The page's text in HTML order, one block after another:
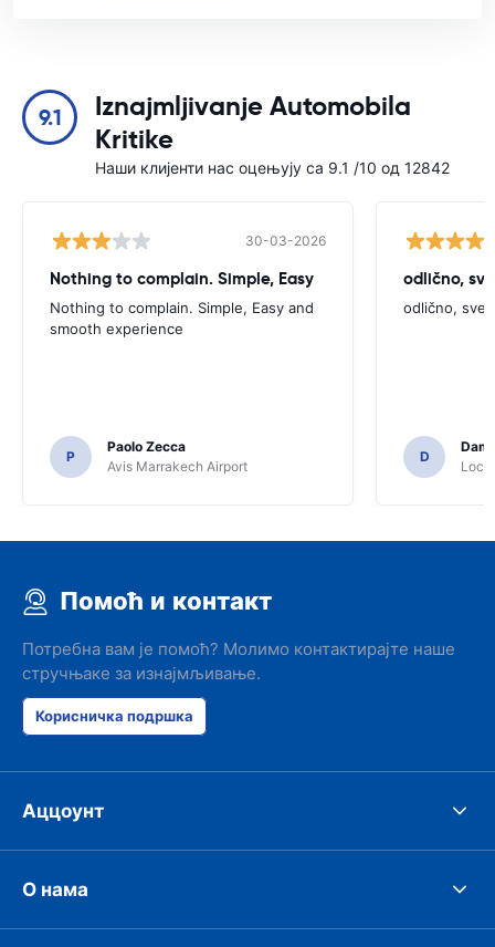
9.1
Iznajmljivanje Automobila
Kritike
Наши клијенти нас оцењују са 9.1 /10 од 12842
30-03-2026
Nothing to complain. Simple, Easy
Nothing to complain. Simple, Easy and
smooth experience
P
Paolo Zecca
Avis Marrakech Airport
odlično,
odlično, sve
D
Помоћ и контакт
Потребна вам је помоћ? Молимо контактирајте наше
стручњаке за изнајмљивање.
Корисничка подршка
Аццоунт
О нама